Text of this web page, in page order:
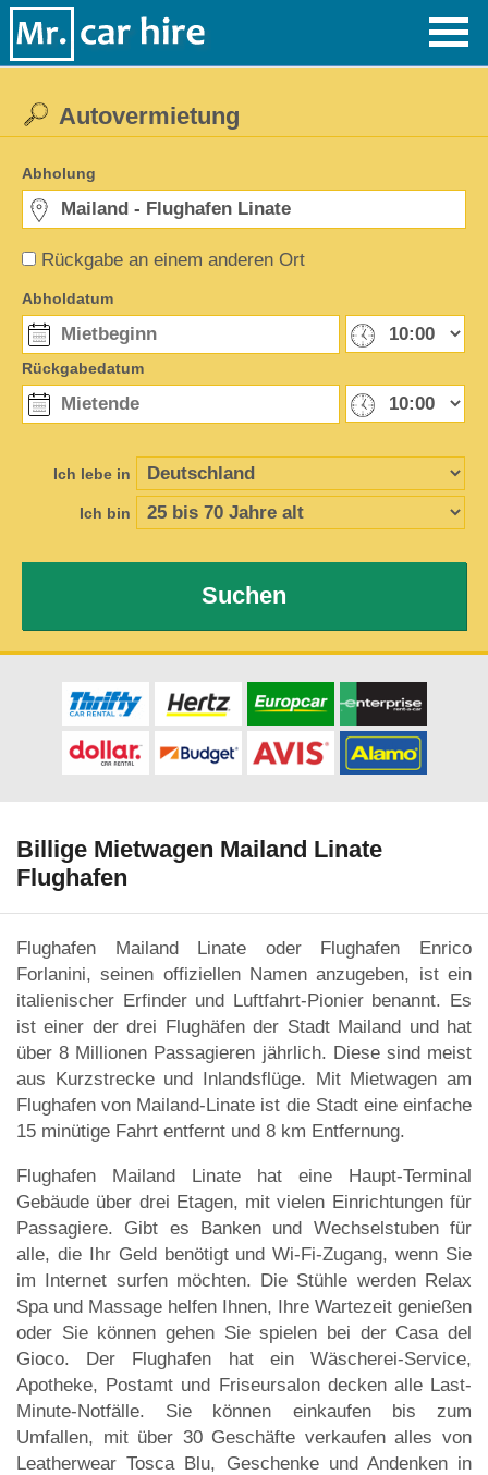
Rückgabe an einem anderen Ort
Autovermietung
Abholung
Abholdatum
Rückgabedatum
Ich lebe in
Ich bin
Suchen
Billige Mietwagen Mailand Linate
Flughafen
Flughafen Mailand Linate oder Flughafen Enrico
Forlanini, seinen offiziellen Namen anzugeben, ist ein
italienischer Erfinder und Luftfahrt-Pionier benannt. Es
ist einer der drei Flughäfen der Stadt Mailand und hat
über 8 Millionen Passagieren jährlich. Diese sind meist
aus Kurzstrecke und Inlandsflüge. Mit Mietwagen am
Flughafen von Mailand-Linate ist die Stadt eine einfache
15 minütige Fahrt entfernt und 8 km Entfernung.
Flughafen Mailand Linate hat eine Haupt-Terminal
Gebäude über drei Etagen, mit vielen Einrichtungen für
Passagiere. Gibt es Banken und Wechselstuben für
alle, die Ihr Geld benötigt und Wi-Fi-Zugang, wenn Sie
im Internet surfen möchten. Die Stühle werden Relax
Spa und Massage helfen Ihnen, Ihre Wartezeit genießen
oder Sie können gehen Sie spielen bei der Casa del
Gioco. Der Flughafen hat ein Wäscherei-Service,
Apotheke, Postamt und Friseursalon decken alle Last-
Minute-Notfälle. Sie können einkaufen bis zum
Umfallen, mit über 30 Geschäfte verkaufen alles von
Leatherwear Tosca Blu, Geschenke und Andenken in